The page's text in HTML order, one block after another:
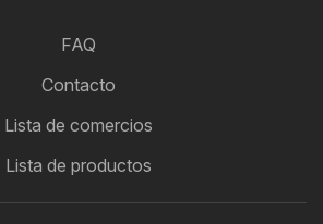
FAQ
Contacto
Lista de comercios
Lista de productos